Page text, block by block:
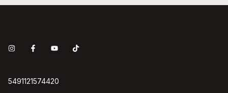
5491121574420